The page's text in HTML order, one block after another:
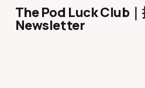
The Pod Luck Club｜
Newsletter